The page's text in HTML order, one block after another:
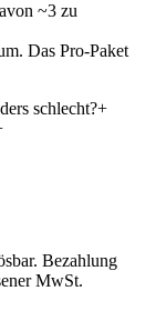
~3 zu
Das Pro-Paket
schlecht?+
Bezahlung
MwSt.